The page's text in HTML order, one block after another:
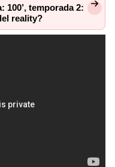
100’, temporada 2:
reality?